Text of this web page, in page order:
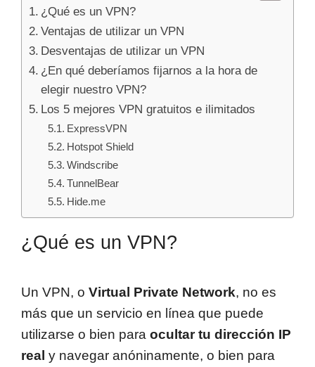
¿Qué es un VPN?
Ventajas de utilizar un VPN
Desventajas de utilizar un VPN
¿En qué deberíamos fijarnos a la hora de
elegir nuestro VPN?
Los 5 mejores VPN gratuitos e ilimitados
ExpressVPN
Hotspot Shield
Windscribe
TunnelBear
Hide.me
¿Qué es un VPN?
Un VPN, o Virtual Private Network, no es
más que un servicio en línea que puede
utilizarse o bien para ocultar tu dirección IP
real y navegar anóninamente, o bien para